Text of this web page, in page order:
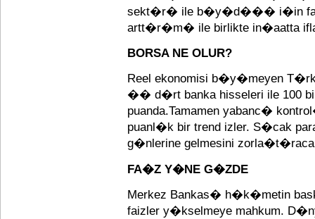
sekt�r� ile b�y�d��� i�in
artt�r�m� ile birlikte in�aatta
BORSA NE OLUR?
Reel ekonomisi b�y�meyen
�� d�rt banka hisseleri ile 100
puanda.Tamamen yabanc�
puanl�k bir trend izler. S�cak
g�nlerine gelmesini
FA�Z Y�NE G�ZDE
Merkez Bankas� h�k�metin
faizler y�kselmeye mahkum.